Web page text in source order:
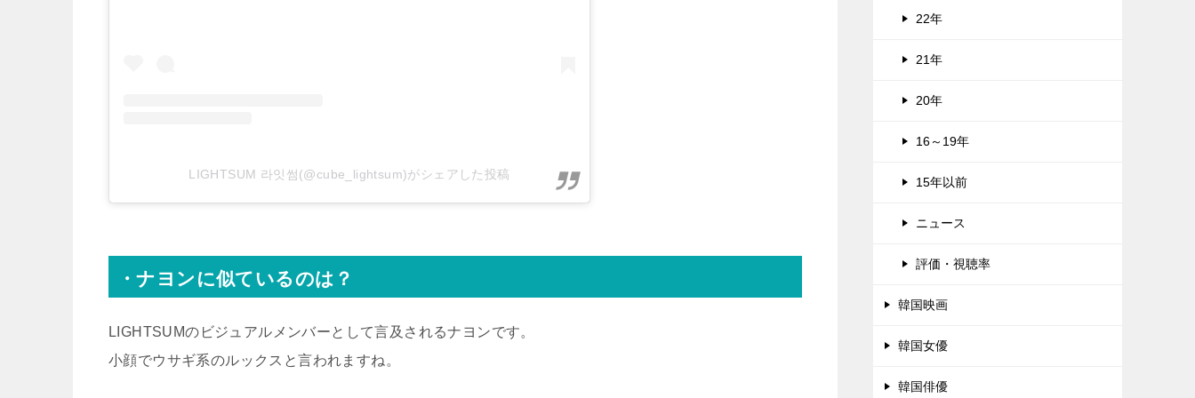
LIGHTSUM 라잇썸(@cube_lightsum)がシェアした投稿
・ナヨンに似ているのは？
LIGHTSUMのビジュアルメンバーとして言及されるナヨンです。
小顔でウサギ系のルックスと言われますね。
22年
21年
20年
16～19年
15年以前
ニュース
評価・視聴率
韓国映画
韓国女優
韓国俳優